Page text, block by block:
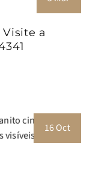
Visite a
16 Oct